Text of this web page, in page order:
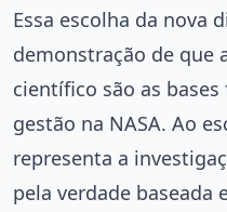
Essa escolha da nova
demonstração de que
científico são as
gestão na NASA. Ao
representa a
pela verdade baseada